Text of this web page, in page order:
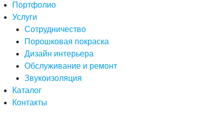
Портфолио
Услуги
Сотрудничество
Порошковая покраска
Дизайн интерьера
Обслуживание и ремонт
Звукоизоляция
Каталог
Контакты